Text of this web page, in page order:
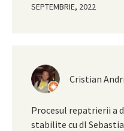
SEPTEMBRIE, 2022
Cristian
Procesul repatrierii a
stabilite cu dl